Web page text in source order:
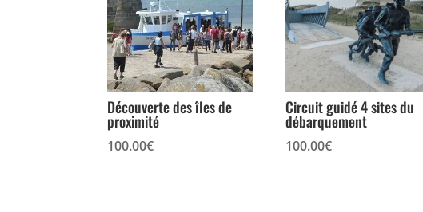
Découverte des îles de
proximité
100.00€
Circuit guidé 4 sites du
débarquement
100.00€